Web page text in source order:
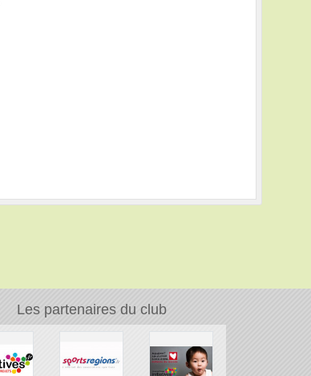
Les partenaires du club